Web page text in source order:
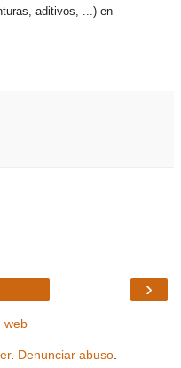
aditivos, ...) en
›
web
. Denunciar abuso.